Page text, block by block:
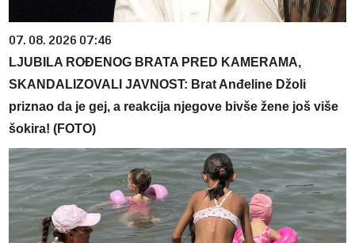
07. 08. 2026 07:46
LJUBILA ROĐENOG BRATA PRED KAMERAMA,
SKANDALIZOVALI JAVNOST: Brat Anđeline Džoli
priznao da je gej, a reakcija njegove bivše žene još više
šokira! (FOTO)